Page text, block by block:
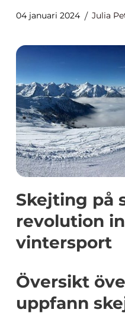
04 januari 2024 Julia
Skejting på
revolution
vintersport
Översikt
uppfann